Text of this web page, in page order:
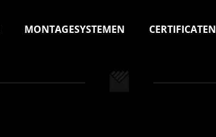
MONTAGESYSTEMEN CERTIFICATEN